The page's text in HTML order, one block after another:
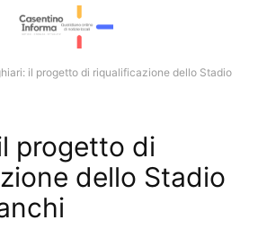
il progetto di riqualificazione dello Stadio
progetto di
dello Stadio